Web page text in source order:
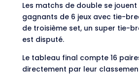
Les matchs de double se jouent
gagnants de 6 jeux avec tie-
de troisième set, un super tie-
est disputé.
Le tableau final compte 16
directement par leur